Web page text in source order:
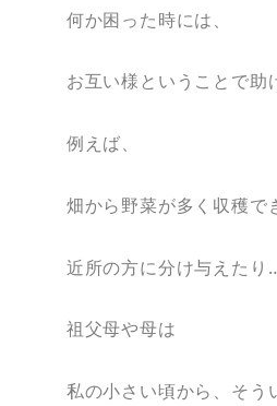
何か困った時には、
お互い様ということで助
例えば、
畑から野菜が多く収穫で
近所の方に分け与えたり…
祖父母や母は
私の小さい頃から、そう